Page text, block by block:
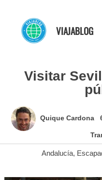
contenido
VIAJABLOG
Visitar
Quique Cardona
Andalucía,